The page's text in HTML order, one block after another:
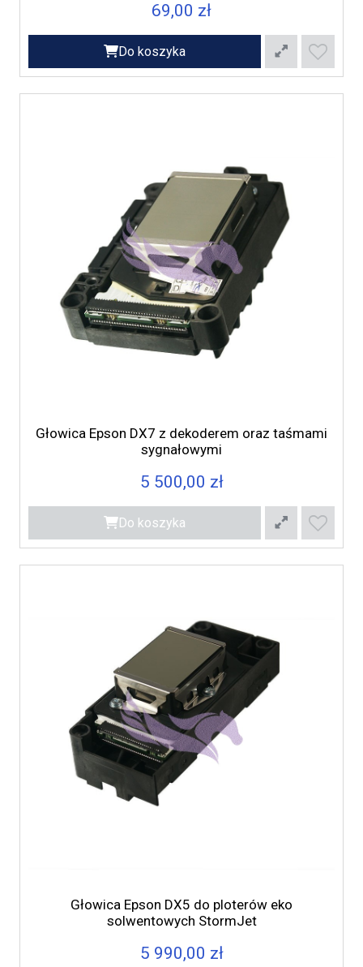
69,00 zł
Do koszyka
Głowica Epson DX7 z dekoderem oraz taśmami
sygnałowymi
5 500,00 zł
Do koszyka
Głowica Epson DX5 do ploterów eko
solwentowych StormJet
5 990,00 zł